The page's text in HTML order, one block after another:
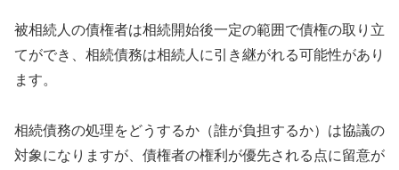
被相続人の債権者は相続開始後一定の範囲で債権の取り立
てができ、相続債務は相続人に引き継がれる可能性があり
ます。
相続債務の処理をどうするか（誰が負担するか）は協議の
対象になりますが、債権者の権利が優先される点に留意が